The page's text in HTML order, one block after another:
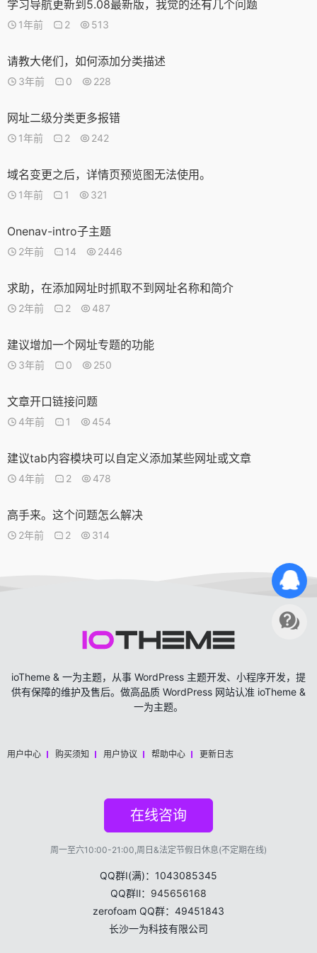
学习导航更新到5.08最新版，我觉的还有几个问题
1年前 2 513
请教大佬们，如何添加分类描述
3年前 0 228
网址二级分类更多报错
1年前 2 242
域名变更之后，详情页预览图无法使用。
1年前 1 321
Onenav-intro子主题
2年前 14 2446
求助，在添加网址时抓取不到网址名称和简介
2年前 2 487
建议增加一个网址专题的功能
3年前 0 250
文章开口链接问题
4年前 1 454
建议tab内容模块可以自定义添加某些网址或文章
4年前 2 478
高手来。这个问题怎么解决
2年前 2 314
ioTheme & 一为主题，从事 WordPress 主题开发、小程序开发，提
供有保障的维护及售后。做高品质 WordPress 网站认准 ioTheme &
一为主题。
用户中心 购买须知 用户协议 帮助中心 更新日志
在线咨询
周一至六10:00-21:00,周日&法定节假日休息(不定期在线)
QQ群Ⅰ(满)：1043085345
QQ群Ⅱ： 945656168
zerofoam QQ群：49451843
长沙一为科技有限公司